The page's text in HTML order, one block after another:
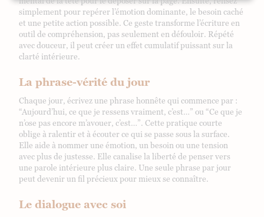
simplement pour repérer l’émotion dominante, le besoin caché
et une petite action possible. Ce geste transforme l’écriture en
outil de compréhension, pas seulement en défouloir. Répété
avec douceur, il peut créer un effet cumulatif puissant sur la
clarté intérieure.
La phrase-vérité du jour
Chaque jour, écrivez une phrase honnête qui commence par :
“Aujourd’hui, ce que je ressens vraiment, c’est…” ou “Ce que je
n’ose pas encore m’avouer, c’est…”. Cette pratique courte
oblige à ralentir et à écouter ce qui se passe sous la surface.
Elle aide à nommer une émotion, un besoin ou une tension
avec plus de justesse. Elle canalise la liberté de penser vers
une parole intérieure plus claire. Une seule phrase par jour
peut devenir un fil précieux pour mieux se connaître.
Le dialogue avec soi